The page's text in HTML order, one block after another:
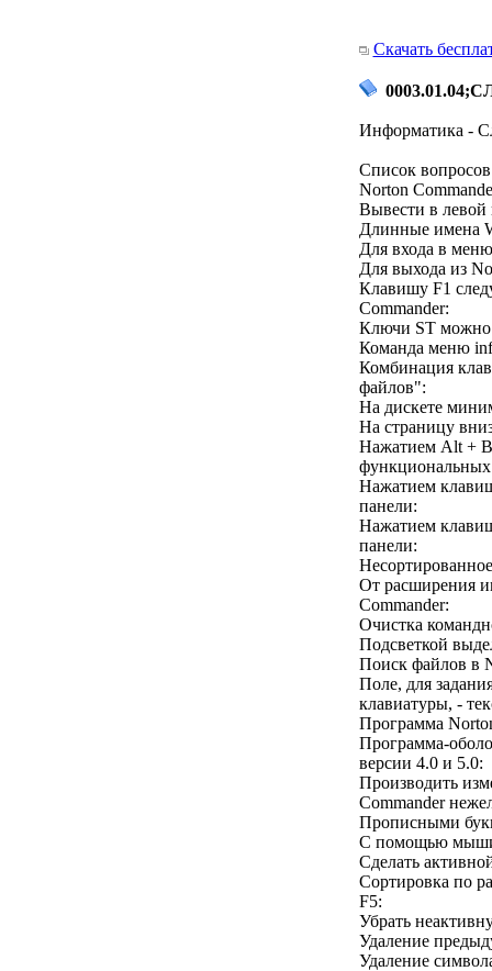
Скачать
Информатика -
Список вопросов
Norton
Вывести в
Длинные имена
Для входа в
Для выхода из
Клавишу F1
Commander:
Ключи ST можно
Команда меню
Комбинация
файлов":
На дискете
На страницу
Нажатием Alt + B
Нажатием
панели:
Нажатием
панели:
От расширения
Commander:
Очистка
Подсветкой
Поиск файлов в
Поле, для
клавиатуры, -
Программа
Программа-
версии 4.0 и 5.0:
Производить
Commander
Прописными
С помощью мыши
Сделать
Сортировка по
F5:
Убрать
Удаление
Удаление